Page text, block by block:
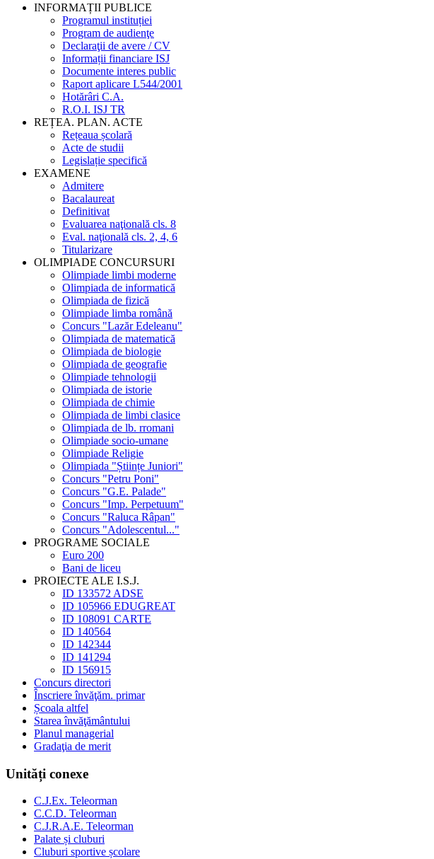
INFORMAȚII PUBLICE
Programul instituției
Program de audienţe
Declaraţii de avere / CV
Informații financiare ISJ
Documente interes public
Raport aplicare L544/2001
Hotărâri C.A.
R.O.I. ISJ TR
REȚEA. PLAN. ACTE
Rețeaua școlară
Acte de studii
Legislație specifică
EXAMENE
Admitere
Bacalaureat
Definitivat
Evaluarea naţională cls. 8
Eval. naţională cls. 2, 4, 6
Titularizare
OLIMPIADE CONCURSURI
Olimpiade limbi moderne
Olimpiada de informatică
Olimpiada de fizică
Olimpiade limba română
Concurs "Lazăr Edeleanu"
Olimpiada de matematică
Olimpiada de biologie
Olimpiada de geografie
Olimpiade tehnologii
Olimpiada de istorie
Olimpiada de chimie
Olimpiada de limbi clasice
Olimpiada de lb. rromani
Olimpiade socio-umane
Olimpiade Religie
Olimpiada "Științe Juniori"
Concurs "Petru Poni"
Concurs "G.E. Palade"
Concurs "Imp. Perpetuum"
Concurs "Raluca Râpan"
Concurs "Adolescentul..."
PROGRAME SOCIALE
Euro 200
Bani de liceu
PROIECTE ALE I.S.J.
ID 133572 ADSE
ID 105966 EDUGREAT
ID 108091 CARTE
ID 140564
ID 142344
ID 141294
ID 156915
Concurs directori
Înscriere învăţăm. primar
Școala altfel
Starea învăţământului
Planul managerial
Gradaţia de merit
Unități conexe
C.J.Ex. Teleorman
C.C.D. Teleorman
C.J.R.A.E. Teleorman
Palate și cluburi
Cluburi sportive școlare